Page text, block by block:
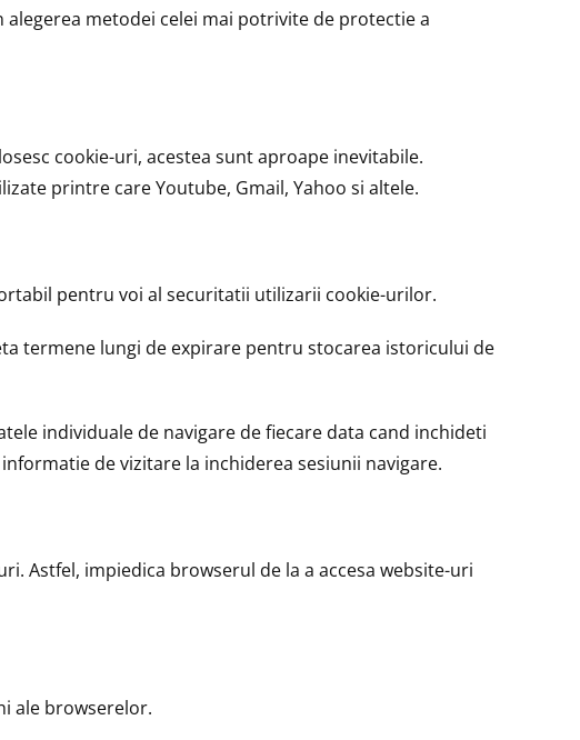
metodei celei mai potrivite de protectie a
cookie-uri, acestea sunt aproape inevitabile.
printre care Youtube, Gmail, Yahoo si altele.
pentru voi al securitatii utilizarii cookie-urilor.
termene lungi de expirare pentru stocarea istoricului de
individuale de navigare de fiecare data cand inchideti
de vizitare la inchiderea sesiunii navigare.
Astfel, impiedica browserul de la a accesa website-uri
ale browserelor.